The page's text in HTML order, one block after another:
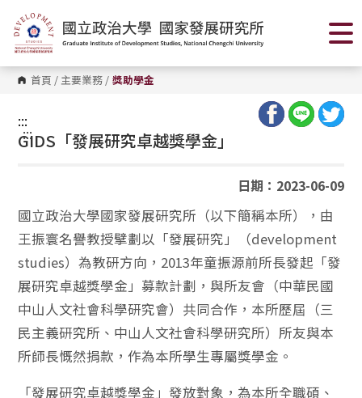
到
主
要
內
容
區 首頁 / 主要業務 / 獎助學金
:::
:::
GIDS「發展研究卓越獎學金」
日期：2023-06-09
國立政治大學國家發展研究所（以下簡稱本所），由
王振寰名譽教授擘劃以「發展研究」（development
studies）為教研方向，2013年童振源前所長發起「發
展研究卓越獎學金」募款計劃，與所友會（中華民國
中山人文社會科學研究會）共同合作，本所歷屆（三
民主義研究所、中山人文社會科學研究所）所友與本
所師長慨然捐款，作為本所學生專屬獎學金。
「發展研究卓越獎學金」發放對象，為本所全職碩、